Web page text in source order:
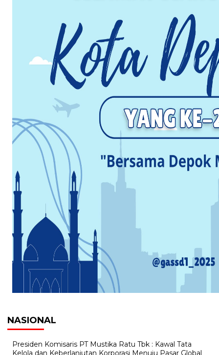
NASIONAL
Presiden Komisaris PT Mustika Ratu Tbk : Kawal Tata
Kelola dan Keberlanjutan Korporasi Menuju Pasar Global